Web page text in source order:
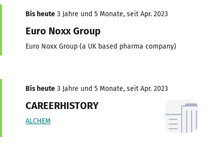
Bis heute 3 Jahre und 5 Monate, seit Apr. 2023
Euro Noxx Group
Euro Noxx Group (a UK based pharma company)
Bis heute 3 Jahre und 5 Monate, seit Apr. 2023
CAREERHISTORY
ALCHEM